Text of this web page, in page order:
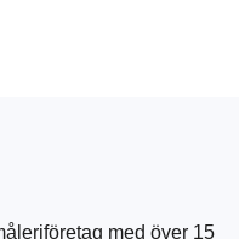
med över 15